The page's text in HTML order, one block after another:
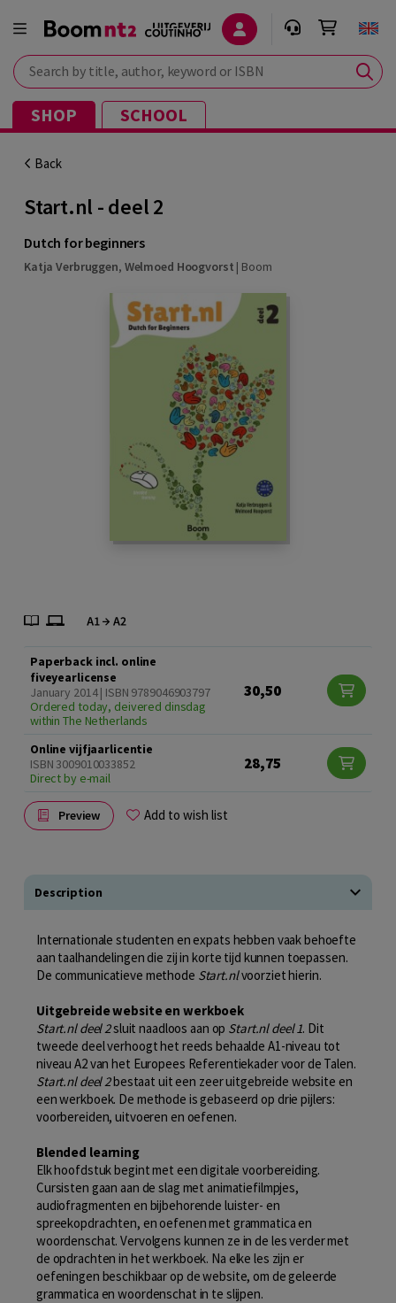
Search by title, author, keyword or ISBN
SHOP SCHOOL
Back
Start.nl - deel 2
Dutch for beginners
Katja Verbruggen, Welmoed Hoogvorst | Boom
Paperback incl. online
fiveyearlicense
January 2014 | ISBN 9789046903797
Ordered today, deivered dinsdag
within The Netherlands
30,50
Online vijfjaarlicentie
ISBN 3009010033852
Direct by e-mail
28,75
Preview Add to wish list
Description
Internationale studenten en expats hebben vaak behoefte
aan taalhandelingen die zij in korte tijd kunnen toepassen.
De communicatieve methode Start.nlvoorziet hierin.
Uitgebreide website en werkboek
Start.nl deel 2sluit naadloos aan op Start.nl deel 1. Dit
tweede deel verhoogt het reeds behaalde A1-niveau tot
niveau A2 van het Europees Referentiekader voor de Talen.
Start.nl deel 2bestaat uit een zeer uitgebreide website en
een werkboek. De methode is gebaseerd op drie pijlers:
voorbereiden, uitvoeren en oefenen.
Blended learning
Elk hoofdstuk begint met een digitale voorbereiding.
Cursisten gaan aan de slag met animatiefilmpjes,
audiofragmenten en bijbehorende luister- en
spreekopdrachten, en oefenen met grammatica en
woordenschat. Vervolgens kunnen ze in de les verder met
de opdrachten in het werkboek. Na elke les zijn er
oefeningen beschikbaar op de website, om de geleerde
grammatica en woordenschat in te slijpen.